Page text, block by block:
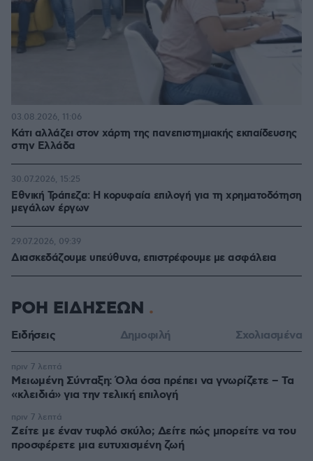
Κάτι αλλάζει στον χάρτη της πανεπιστημιακής εκπαίδευσης
στην Ελλάδα
03.08.2026, 11:06
Εθνική Τράπεζα: Η κορυφαία επιλογή για τη χρηματοδότηση
μεγάλων έργων
30.07.2026, 15:25
Διασκεδάζουμε υπεύθυνα, επιστρέφουμε με ασφάλεια
29.07.2026, 09:39
ΡΟΗ ΕΙΔΗΣΕΩΝ
Ειδήσεις Δημοφιλή Σχολιασμένα
Μειωμένη Σύνταξη: Όλα όσα πρέπει να γνωρίζετε – Τα
«κλειδιά» για την τελική επιλογή
πριν 7 λεπτά
Ζείτε με έναν τυφλό σκύλο; Δείτε πώς μπορείτε να του
προσφέρετε μια ευτυχισμένη ζωή
πριν 7 λεπτά